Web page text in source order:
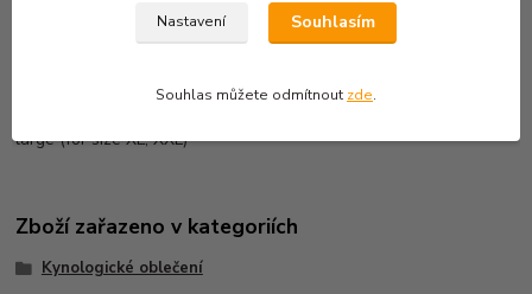
Velikost: malá (pro velikost M, L)
velká (pro velikost XL, XXL)
large (for size XL, XXL)
Zboží zařazeno v kategoriích
Kynologické oblečení
Nastavení Souhlasím
Souhlas můžete odmítnout zde.